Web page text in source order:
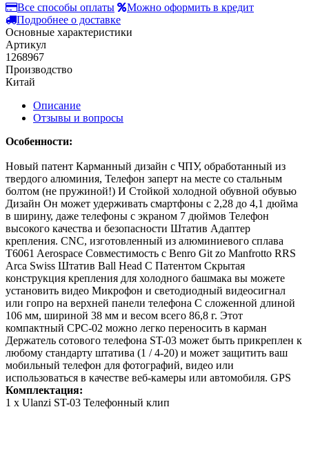
Все способы оплаты
Можно оформить в кредит
Подробнее о доставке
Основные характеристики
Артикул
1268967
Производство
Китай
Описание
Отзывы и вопросы
Особенности:
Новый патент Карманный дизайн с ЧПУ, обработанный из
твердого алюминия, Телефон заперт на месте со стальным
болтом (не пружиной!) И Стойкой холодной обувной обувью
Дизайн Он может удерживать смартфоны с 2,28 до 4,1 дюйма
в ширину, даже телефоны с экраном 7 дюймов Телефон
высокого качества и безопасности Штатив Адаптер
крепления. CNC, изготовленный из алюминиевого сплава
T6061 Aerospace Совместимость с Benro Git zo Manfrotto RRS
Arca Swiss Штатив Ball Head С Патентом Скрытая
конструкция крепления для холодного башмака вы можете
установить видео Микрофон и светодиодный видеосигнал
или гопро на верхней панели телефона С сложенной длиной
106 мм, шириной 38 мм и весом всего 86,8 г. Этот
компактный CPC-02 можно легко переносить в карман
Держатель сотового телефона ST-03 может быть прикреплен к
любому стандарту штатива (1 / 4-20) и может защитить ваш
мобильный телефон для фотографий, видео или
использоваться в качестве веб-камеры или автомобиля. GPS
Комплектация:
1 x Ulanzi ST-03 Телефонный клип